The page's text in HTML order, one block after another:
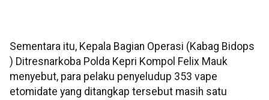
Sementara itu, Kepala Bagian Operasi (Kabag Bidops
) Ditresnarkoba Polda Kepri Kompol Felix Mauk
menyebut, para pelaku penyeludup 353 vape
etomidate yang ditangkap tersebut masih satu